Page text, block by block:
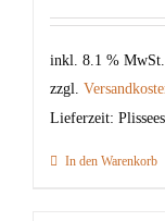
inkl. 8.1 % MwSt.
zzgl.
Lieferzeit:
In den Warenkorb